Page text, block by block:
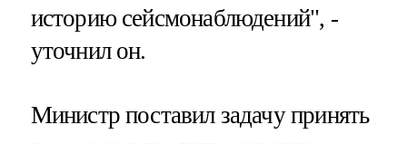
историю сейсмонаблюдений", -
уточнил он.
Министр поставил задачу принять